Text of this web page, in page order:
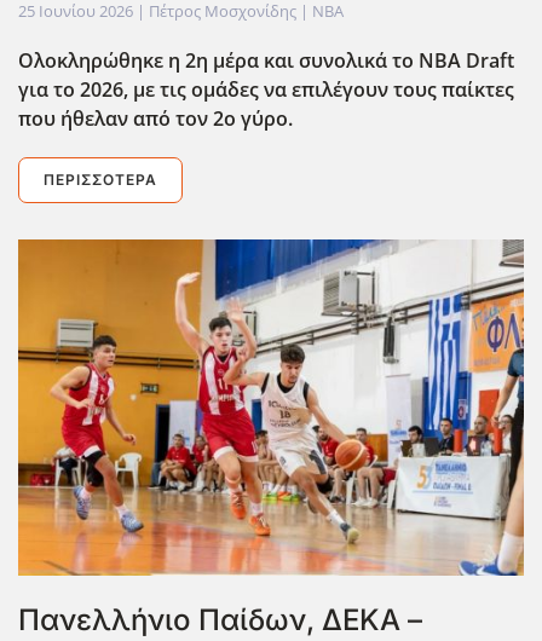
25 Ιουνίου 2026 | Πέτρος Μοσχονίδης | NBA
Ολοκληρώθηκε η 2η μέρα και συνολικά το NBA Draft
για το 2026, με τις ομάδες να επιλέγουν τους παίκτες
που ήθελαν από τον 2ο γύρο.
ΠΕΡΙΣΣΌΤΕΡΑ
Πανελλήνιο Παίδων, ΔΕΚΑ –